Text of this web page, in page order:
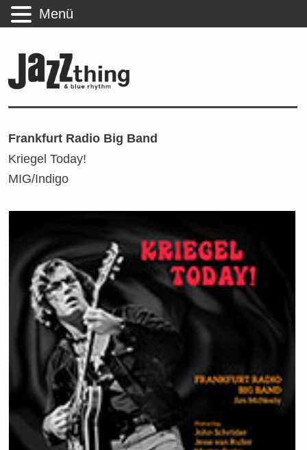
Frankfurt Radio Big Band
Kriegel Today!
MIG/Indigo
Menü